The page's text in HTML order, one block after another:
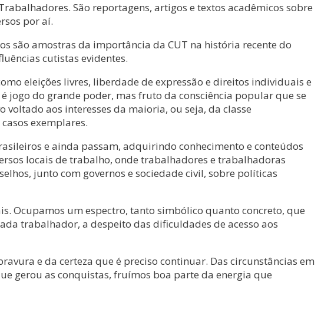
São reportagens, artigos e textos acadêmicos sobre
por aí.
são amostras da importância da CUT na história recente do
cutistas evidentes.
eleições livres, liberdade de expressão e direitos individuais e
jogo do grande poder, mas fruto da consciência popular que se
aos interesses da maioria, ou seja, da classe
exemplares.
e ainda passam, adquirindo conhecimento e conteúdos
locais de trabalho, onde trabalhadores e trabalhadoras
junto com governos e sociedade civil, sobre políticas
Ocupamos um espectro, tanto simbólico quanto concreto, que
trabalhador, a despeito das dificuldades de acesso aos
e da certeza que é preciso continuar. Das circunstâncias em
gerou as conquistas, fruímos boa parte da energia que